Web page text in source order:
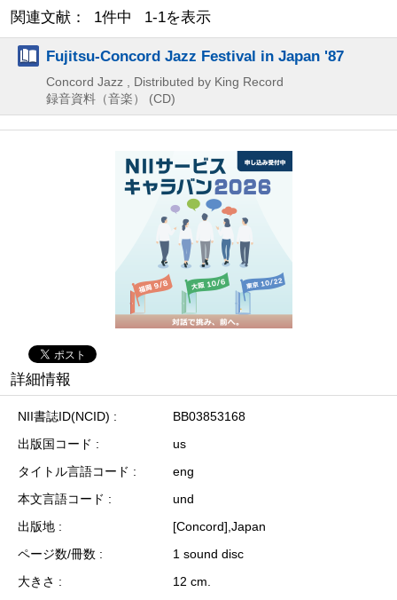
関連文献： 1件中 1-1を表示
Fujitsu-Concord Jazz Festival in Japan '87
Concord Jazz , Distributed by King Record
録音資料（音楽） (CD)
詳細情報
NII書誌ID(NCID)
BB03853168
出版国コード
us
タイトル言語コード
eng
本文言語コード
und
出版地
[Concord],Japan
ページ数/冊数
1 sound disc
大きさ
12 cm.